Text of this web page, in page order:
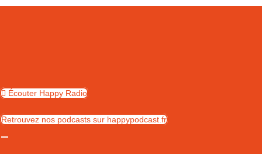
Skip
Écouter Happy Radio
Retrouvez nos podcasts sur happypodcast.fr